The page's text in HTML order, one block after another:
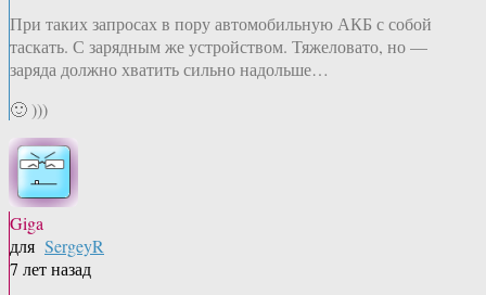
При таких запросах в пору автомобильную АКБ с собой
таскать. С зарядным же устройством. Тяжеловато, но —
заряда должно хватить сильно надольше…
🙂 )))
Giga
для SergeyR
7 лет назад